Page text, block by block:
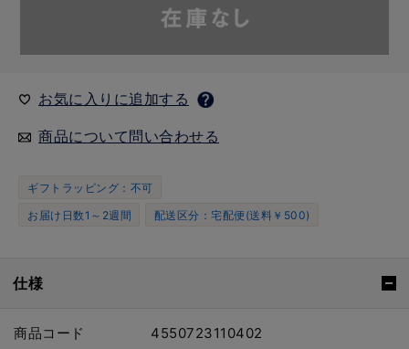
お気に入りに追加する
商品について問い合わせる
ギフトラッピング：不可
お届け日数1～2週間
配送区分：宅配便(送料￥500)
仕様
商品コード
4550723110402